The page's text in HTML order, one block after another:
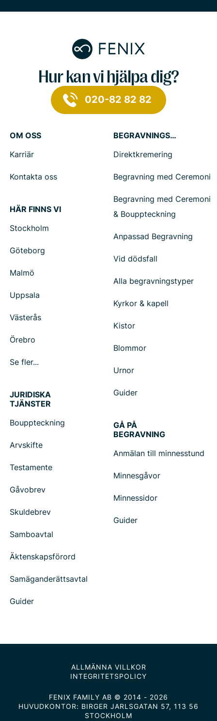
Hur kan vi hjälpa dig?
020-82 82 82
OM OSS
Karriär
Kontakta oss
HÄR FINNS VI
Stockholm
Göteborg
Malmö
Uppsala
Västerås
Örebro
Se fler...
BEGRAVNINGSTJÄNSTER
Direktkremering
Begravning med Ceremoni
Begravning med Ceremoni
& Bouppteckning
Anpassad Begravning
Vid dödsfall
Alla begravningstyper
Kyrkor & kapell
Kistor
Blommor
Urnor
Guider
JURIDISKA
TJÄNSTER
Bouppteckning
Arvskifte
Testamente
Gåvobrev
Skuldebrev
Samboavtal
Äktenskapsförord
Samäganderättsavtal
Guider
GÅ PÅ
BEGRAVNING
Anmälan till minnesstund
Minnesgåvor
Minnessidor
Guider
ALLMÄNNA VILLKOR
INTEGRITETSPOLICY
FENIX FAMILY AB © 2014 - 2026
HUVUDKONTOR: BIRGER JARLSGATAN 57, 113 56
STOCKHOLM